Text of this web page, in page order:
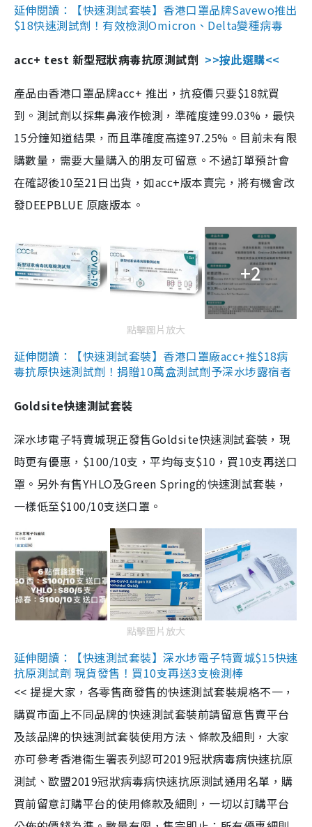
延伸閱讀：【快速測試套裝】香港口罩品牌Savewo推出
$18快速測試劑！有效檢測Omicron、Delta變種病毒
acc+ test 新型冠狀病毒抗原測試劑 >>按此選購<<
產品由香港口罩品牌acc+ 推出，抗疫價只要$18就買
到。測試劑以採集鼻液作檢測，準確度達99.03%，最快
15分鐘知道結果，而且準確度高達97.25%。目前未有限
購數量，需要大量購入的朋友可留意。不過訂單預計會
在確認後10至21日出貨，如acc+版本賣完，將有機會改
發DEEPBLUE 原廠版本。
+2
點擊圖片放大
延伸閱讀：【快速測試套裝】香港口罩廠acc+推$18病
毒抗原快速測試劑！捐贈10萬盒測試劑予深水埗露宿者
Goldsite快速測試套裝
深水埗電子特賣城現正發售Goldsite快速測試套裝，現
時更有優惠，$100/10支，平均每支$10，買10支再送口
罩。另外有售YHLO及Green Spring的快速測試套裝，
一樣低至$100/10支送口罩。
點擊圖片放大
延伸閱讀：【快速測試套裝】深水埗電子特賣城$15快速
抗原測試劑 現貨發售！買10支再送3支檢測棒
<< 提提大家，各零售商發售的快速測試套裝規格不一，
購買市面上不同品牌的快速測試套裝前請留意售賣平台
及該品牌的快速測試套裝使用方法、條款及細則，大家
亦可參考香港衞生署表列認可2019冠狀病毒病快速抗原
測試、歐盟2019冠狀病毒病快速抗原測試通用名單，購
買前留意訂購平台的使用條款及細則，一切以訂購平台